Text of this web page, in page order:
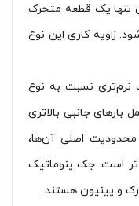
تنها یک قطعه متحرک
زاویه کاری این نوع
نرم‌تری نسبت به نوع
بارهای جانبی بالاتری
محدودیت اصلی آن‌ها،
است. جک پنوماتیک
رک و پینیون هستند.